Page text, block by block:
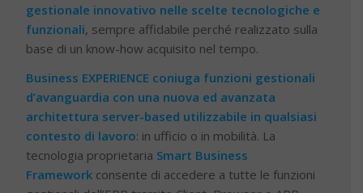
gestionale innovativo nelle scelte tecnologiche e
funzionali, sempre affidabile perché realizzato sulla
base di un know-how acquisito nel tempo.
Business EXPERIENCE coniuga funzioni gestionali
d’avanguardia con una nuova ed avanzata
architettura server-based utilizzabile in qualsiasi
contesto di lavoro: in ufficio o in mobilità. La
tecnologia proprietaria Smart Business
Framework consente di accedere a tutte le funzioni